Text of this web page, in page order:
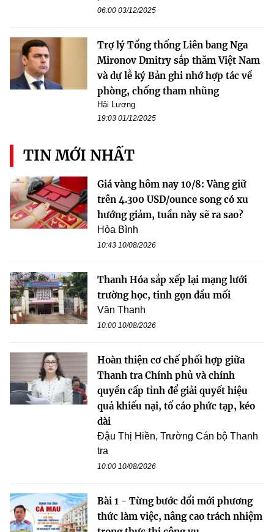
06:00 03/12/2025
Trợ lý Tổng thống Liên bang Nga
Mironov Dmitry sắp thăm Việt Nam
và dự lễ ký Bản ghi nhớ hợp tác về
phòng, chống tham nhũng
Hải Lương
19:03 01/12/2025
TIN MỚI NHẤT
Giá vàng hôm nay 10/8: Vàng giữ
trên 4.300 USD/ounce song có xu
hướng giảm, tuần này sẽ ra sao?
Hòa Bình
10:43 10/08/2026
Thanh Hóa sắp xếp lại mạng lưới
trường học, tinh gọn đầu mối
Văn Thanh
10:00 10/08/2026
Hoàn thiện cơ chế phối hợp giữa
Thanh tra Chính phủ và chính
quyền cấp tỉnh để giải quyết hiệu
quả khiếu nại, tố cáo phức tạp, kéo
dài
Đậu Thị Hiền, Trường Cán bộ Thanh
tra
10:00 10/08/2026
Bài 1 - Từng bước đổi mới phương
thức làm việc, nâng cao trách nhiệm